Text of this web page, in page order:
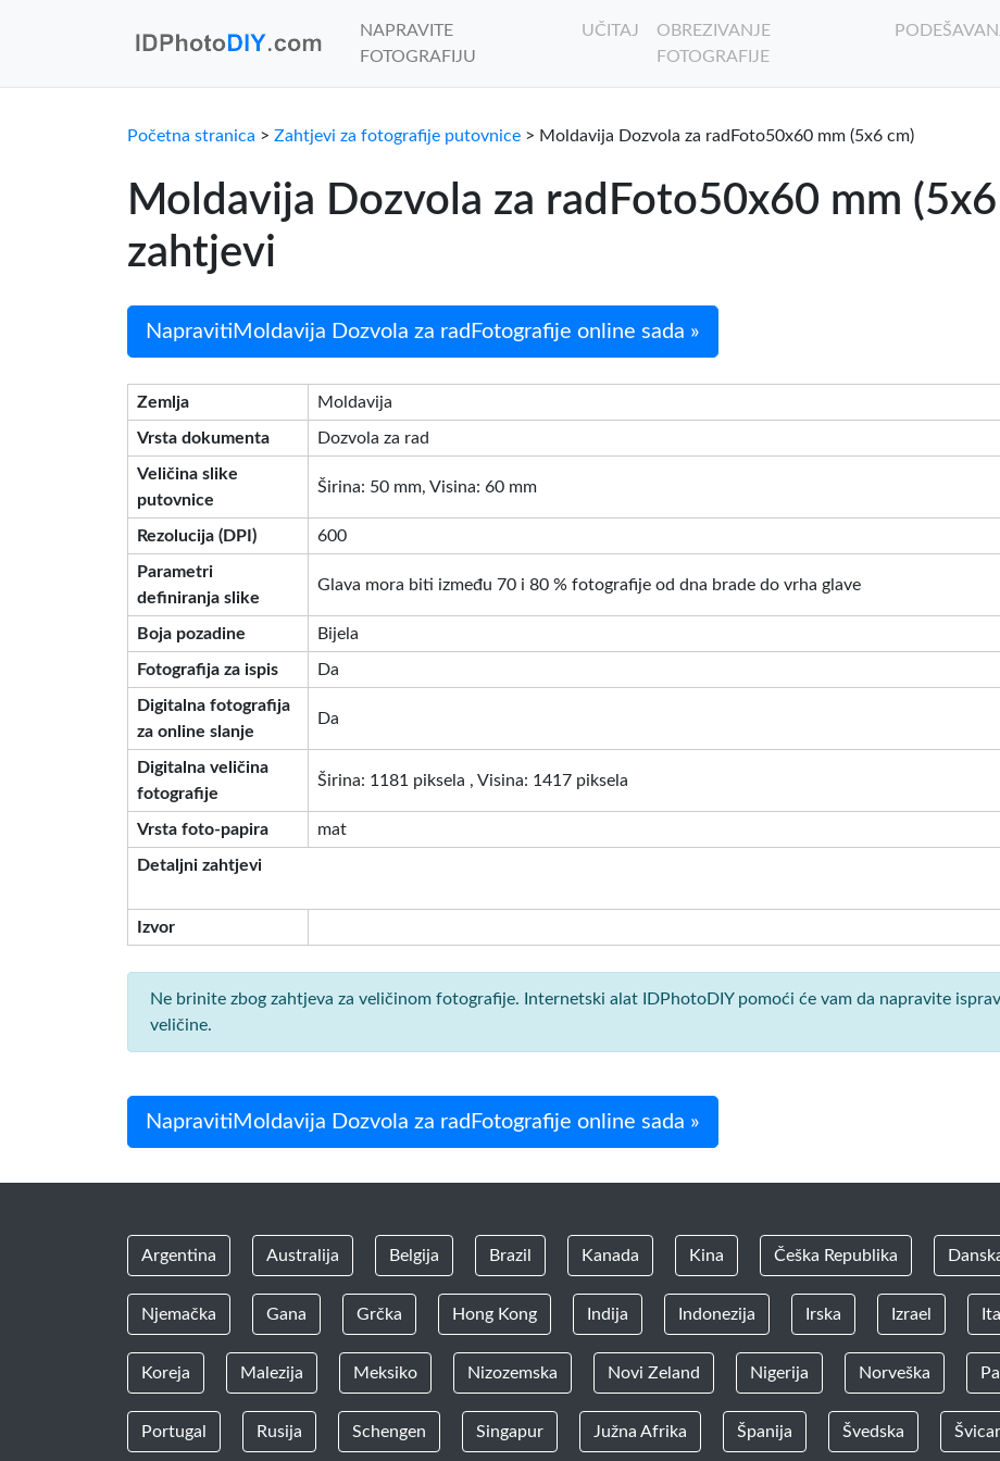
NAPRAVITE
FOTOGRAFIJU
UČITAJ
OBREZIVANJE
FOTOGRAFIJE
Početna stranica > Zahtjevi za fotografije putovnice > Moldavija Dozvola za radFoto50x60 mm (5x6 cm)
Moldavija Dozvola za radFoto50x60 mm
zahtjevi
NapravitiMoldavija Dozvola za radFotografije online sada »
Zemlja Moldavija
Vrsta dokumenta Dozvola za rad
Veličina slike
putovnice
Širina: 50 mm, Visina: 60 mm
Rezolucija (DPI) 600
Parametri
definiranja slike
Glava mora biti između 70 i 80 % fotografije od dna brade do vrha glave
Boja pozadine Bijela
Fotografija za ispis Da
Digitalna fotografija
za online slanje
Da
Digitalna veličina
fotografije
Širina: 1181 piksela , Visina: 1417 piksela
Vrsta foto-papira mat
Detaljni zahtjevi
Izvor
Ne brinite zbog zahtjeva za veličinom fotografije. Internetski alat IDPhotoDIY pomoći će vam da napravite
veličine.
NapravitiMoldavija Dozvola za radFotografije online sada »
Argentina Australija Belgija Brazil Kanada Kina Češka Republika
Njemačka Gana Grčka Hong Kong Indija Indonezija Irska Izrael
Koreja Malezija Meksiko Nizozemska Novi Zeland Nigerija Norveška
Portugal Rusija Schengen Singapur Južna Afrika Španija Švedska